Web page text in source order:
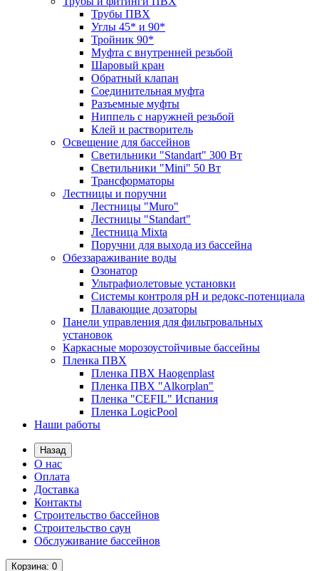
Трубы ПВХ
Углы 45* и 90*
Тройник 90*
Муфта с внутренней резьбой
Шаровый кран
Обратный клапан
Соединительная муфта
Разъемные муфты
Ниппель с наружней резьбой
Клей и растворитель
Освещение для бассейнов
Светильники "Standart" 300 Вт
Светильники "Mini" 50 Вт
Трансформаторы
Лестницы и поручни
Лестницы "Muro"
Лестницы "Standart"
Лестница Mixta
Поручни для выхода из бассейна
Обеззараживание воды
Озонатор
Ультрафиолетовые установки
Системы контроля рН и редокс-потенциала
Плавающие дозаторы
Панели управления для фильтровальных
установок
Каркасные морозоустойчивые бассейны
Пленка ПВХ
Пленка ПВХ Haogenplast
Пленка ПВХ "Alkorplan"
Пленка "CEFIL" Испания
Пленка LogicPool
Наши работы
Назад
О нас
Оплата
Доставка
Контакты
Строительство бассейнов
Строительство саун
Обслуживание бассейнов
Корзина: 0